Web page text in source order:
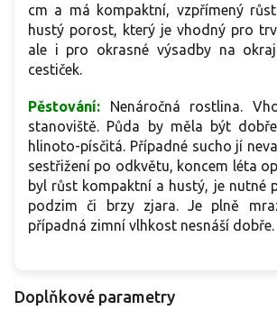
cm a má kompaktní, vzpřímený
hustý porost, který je vhodný pro
ale i pro okrasné výsadby na
cestiček.
Pěstování: Nenáročná rostlina.
stanoviště. Půda by měla být
hlinoto-písčitá. Případné sucho jí
sestřižení po odkvětu, koncem léta
byl růst kompaktní a hustý, je nutné
podzim či brzy zjara. Je plně
případná zimní vlhkost nesnáší dobře.
Doplňkové parametry